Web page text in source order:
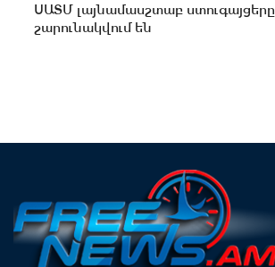
ՍԱՏՄ լայնամասշտաբ ստուգայցերը
շարունակվում են